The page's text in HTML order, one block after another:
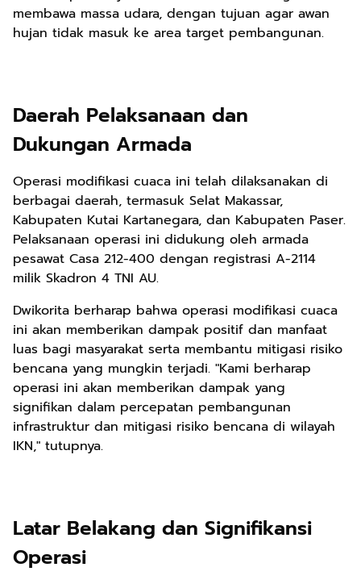
membawa massa udara, dengan tujuan agar awan
hujan tidak masuk ke area target pembangunan.
Daerah Pelaksanaan dan
Dukungan Armada
Operasi modifikasi cuaca ini telah dilaksanakan di
berbagai daerah, termasuk Selat Makassar,
Kabupaten Kutai Kartanegara, dan Kabupaten Paser.
Pelaksanaan operasi ini didukung oleh armada
pesawat Casa 212-400 dengan registrasi A-2114
milik Skadron 4 TNI AU.
Dwikorita berharap bahwa operasi modifikasi cuaca
ini akan memberikan dampak positif dan manfaat
luas bagi masyarakat serta membantu mitigasi risiko
bencana yang mungkin terjadi. "Kami berharap
operasi ini akan memberikan dampak yang
signifikan dalam percepatan pembangunan
infrastruktur dan mitigasi risiko bencana di wilayah
IKN," tutupnya.
Latar Belakang dan Signifikansi
Operasi